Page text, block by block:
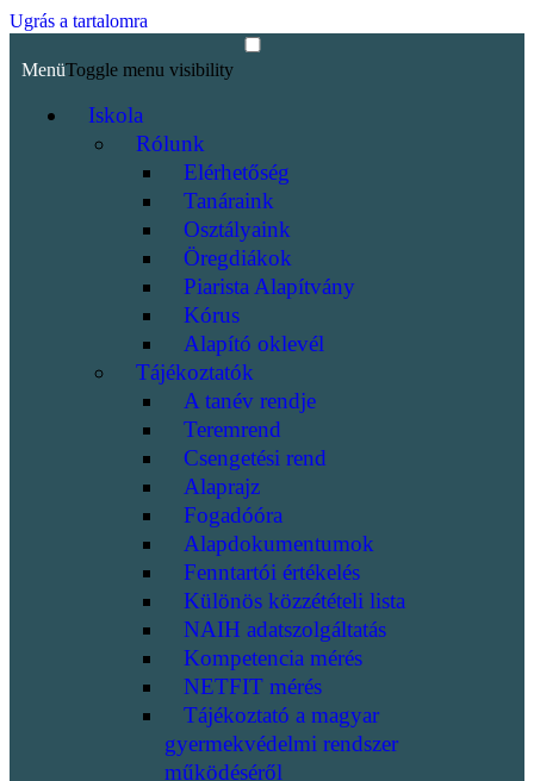
Ugrás a tartalomra
MenüToggle menu visibility
Iskola
Rólunk
Elérhetőség
Tanáraink
Osztályaink
Öregdiákok
Piarista Alapítvány
Kórus
Alapító oklevél
Tájékoztatók
A tanév rendje
Teremrend
Csengetési rend
Alaprajz
Fogadóóra
Alapdokumentumok
Fenntartói értékelés
Különös közzétételi lista
NAIH adatszolgáltatás
Kompetencia mérés
NETFIT mérés
Tájékoztató a magyar
gyermekvédelmi rendszer
működéséről